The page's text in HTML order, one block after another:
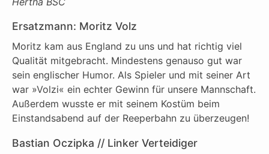
Ersatzmann: Moritz Volz
Moritz kam aus England zu uns und hat richtig viel
Qualität mitgebracht. Mindestens genauso gut war
sein englischer Humor. Als Spieler und mit seiner Art
war »Volzi« ein echter Gewinn für unsere Mannschaft.
Außerdem wusste er mit seinem Kostüm beim
Einstandsabend auf der Reeperbahn zu überzeugen!
Bastian Oczipka // Linker Verteidiger